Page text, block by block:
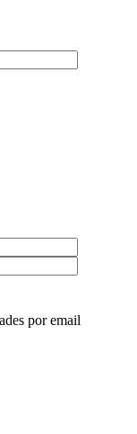
por email